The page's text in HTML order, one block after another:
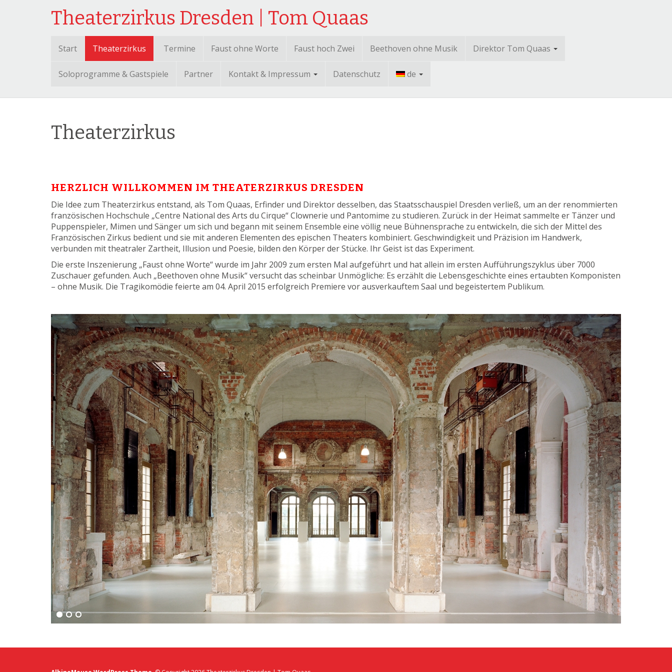
Theaterzirkus Dresden | Tom Quaas
Start Theaterzirkus Termine Faust ohne Worte Faust hoch Zwei Beethoven ohne Musik Direktor Tom Quaas
Soloprogramme & Gastspiele Partner Kontakt & Impressum Datenschutz de
Theaterzirkus
HERZLICH WILLKOMMEN IM THEATERZIRKUS DRESDEN
Die Idee zum Theaterzirkus entstand, als Tom Quaas, Erfinder und Direktor desselben, das Staatsschauspiel Dresden verließ, um an der renommierten
französischen Hochschule „Centre National des Arts du Cirque“ Clownerie und Pantomime zu studieren. Zurück in der Heimat sammelte er Tänzer und
Puppenspieler, Mimen und Sänger um sich und begann mit seinem Ensemble eine völlig neue Bühnensprache zu entwickeln, die sich der Mittel des
Französischen Zirkus bedient und sie mit anderen Elementen des epischen Theaters kombiniert. Geschwindigkeit und Präzision im Handwerk,
verbunden mit theatraler Zartheit, Illusion und Poesie, bilden den Körper der Stücke. Ihr Geist ist das Experiment.
Die erste Inszenierung „Faust ohne Worte“ wurde im Jahr 2009 zum ersten Mal aufgeführt und hat allein im ersten Aufführungszyklus über 7000
Zuschauer gefunden. Auch „Beethoven ohne Musik“ versucht das scheinbar Unmögliche: Es erzählt die Lebensgeschichte eines ertaubten Komponisten
– ohne Musik. Die Tragikomödie feierte am 04. April 2015 erfolgreich Premiere vor ausverkauftem Saal und begeistertem Publikum.